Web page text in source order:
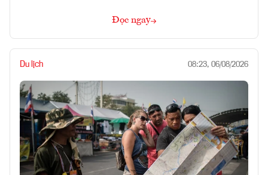
Đọc ngay
Du lịch 08:23, 06/08/2026